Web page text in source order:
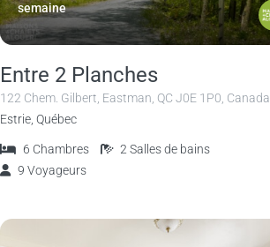
semaine
Entre 2 Planches
122 Chem. Gilbert, Eastman, QC J0E 1P0, Canada
Estrie, Québec
6 Chambres 2 Salles de bains
9 Voyageurs